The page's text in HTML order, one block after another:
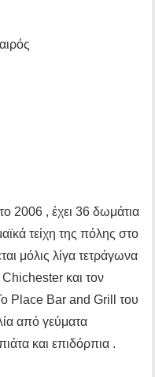
2006 , έχει 36 δωμάτια
τείχη της πόλης στο
μόλις λίγα τετράγωνα
και τον
Place Bar and Grill του
από γεύματα
και επιδόρπια .